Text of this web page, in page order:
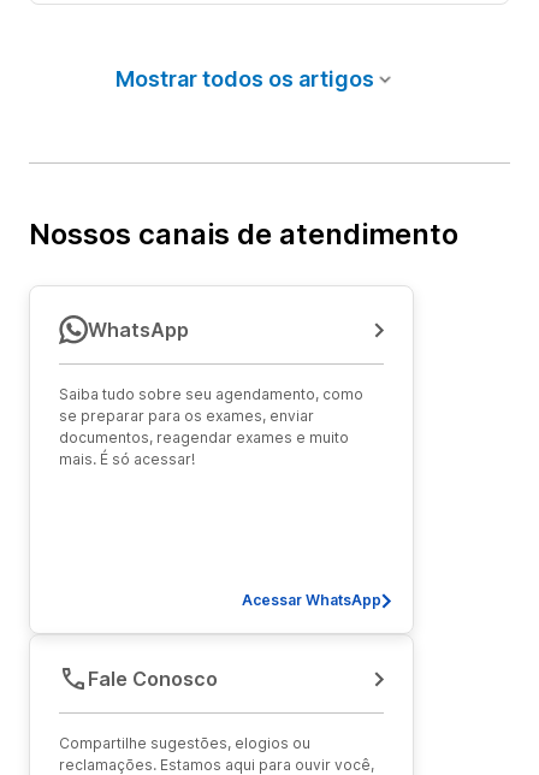
Mostrar todos os artigos
Nossos canais de atendimento
WhatsApp
Saiba tudo sobre seu agendamento, como
se preparar para os exames, enviar
documentos, reagendar exames e muito
mais. É só acessar!
Acessar WhatsApp
Fale Conosco
Compartilhe sugestões, elogios ou
reclamações. Estamos aqui para ouvir você,